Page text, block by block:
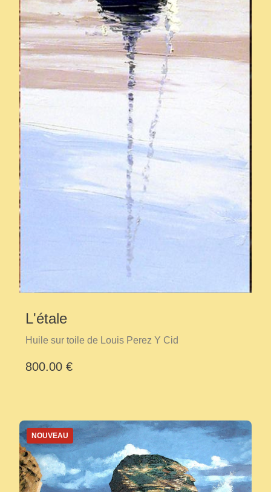
L'étale
Huile sur toile de Louis Perez Y Cid
800.00 €
NOUVEAU